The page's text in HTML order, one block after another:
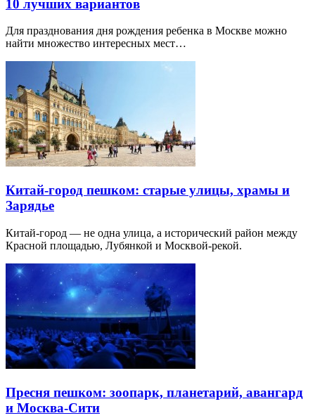
10 лучших вариантов
Для празднования дня рождения ребенка в Москве можно
найти множество интересных мест…
Китай-город пешком: старые улицы, храмы и
Зарядье
Китай-город — не одна улица, а исторический район между
Красной площадью, Лубянкой и Москвой-рекой.
Пресня пешком: зоопарк, планетарий, авангард
и Москва-Сити